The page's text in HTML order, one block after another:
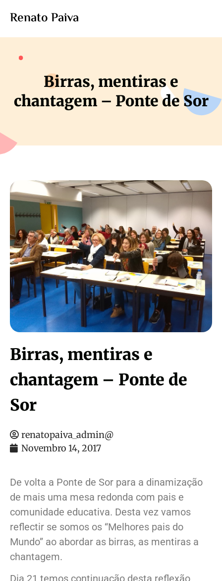
Renato Paiva
Birras, mentiras e
chantagem – Ponte de Sor
Birras, mentiras e
chantagem – Ponte de
Sor
renatopaiva_admin@
Novembro 14, 2017
De volta a Ponte de Sor para a dinamização
de mais uma mesa redonda com pais e
comunidade educativa. Desta vez vamos
reflectir se somos os “Melhores pais do
Mundo” ao abordar as birras, as mentiras a
chantagem.
Dia 21 temos continuação desta reflexão